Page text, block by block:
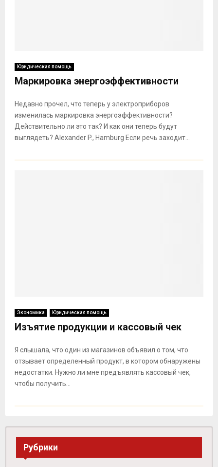
Юридическая помощь
Маркировка энергоэффективности
Недавно прочел, что теперь у электроприборов
изменилась маркировка энергоэффективности?
Действительно ли это так? И как они теперь будут
выглядеть? Alexander P., Hamburg Если речь заходит...
Экономика Юридическая помощь
Изъятие продукции и кассовый чек
Я слышала, что один из магазинов объявил о том, что
отзывает определенный продукт, в котором обнаружены
недостатки. Нужно ли мне предъявлять кассовый чек,
чтобы получить...
Рубрики